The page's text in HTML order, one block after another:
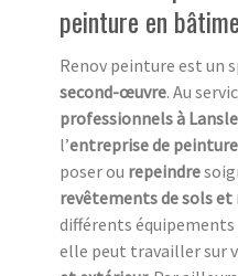
peinture en
Renov peinture est un
second-œuvre. Au
professionnels à
l’entreprise de peinture
poser ou repeindre
revêtements de sols et
différents équipements
elle peut travailler sur